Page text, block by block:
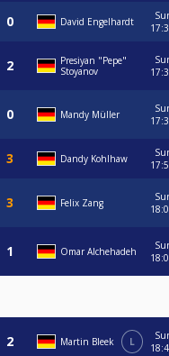
David Engelhardt
Presiyan "Pepe"
Stoyanov
Mandy Müller
Dandy Kohlhaw
Felix Zang
Omar Alchehadeh
Martin Bleek L